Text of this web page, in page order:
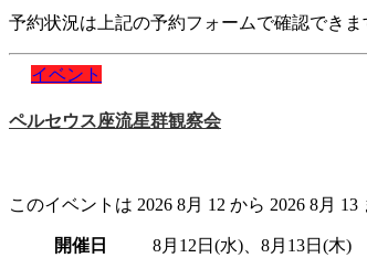
予約状況は上記の予約フォームで確認できま
イベント
ペルセウス座流星群観察会
このイベントは 2026 8月 12 から 2026 8月
開催日
8月12日(水)、8月13日(木)